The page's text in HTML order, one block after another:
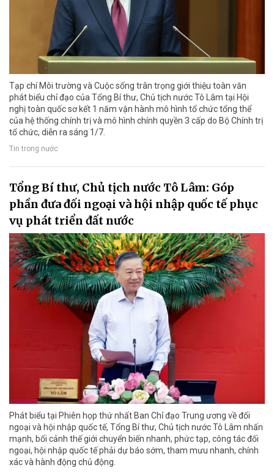
Tạp chí Môi trường và Cuộc sống trân trọng giới thiệu toàn văn
phát biểu chỉ đạo của Tổng Bí thư, Chủ tịch nước Tô Lâm tại Hội
nghị toàn quốc sơ kết 1 năm vận hành mô hình tổ chức tổng thể
của hệ thống chính trị và mô hình chính quyền 3 cấp do Bộ Chính trị
tổ chức, diễn ra sáng 1/7.
Tin trong nước
Tổng Bí thư, Chủ tịch nước Tô Lâm: Góp
phần đưa đối ngoại và hội nhập quốc tế phục
vụ phát triển đất nước
Phát biểu tại Phiên họp thứ nhất Ban Chỉ đạo Trung ương về đối
ngoại và hội nhập quốc tế, Tổng Bí thư, Chủ tịch nước Tô Lâm nhấn
mạnh, bối cảnh thế giới chuyển biến nhanh, phức tạp, công tác đối
ngoại, hội nhập quốc tế phải dự báo sớm, tham mưu nhanh, chính
xác và hành động chủ động.